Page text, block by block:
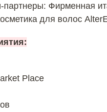
Фирменная
для волос
Place